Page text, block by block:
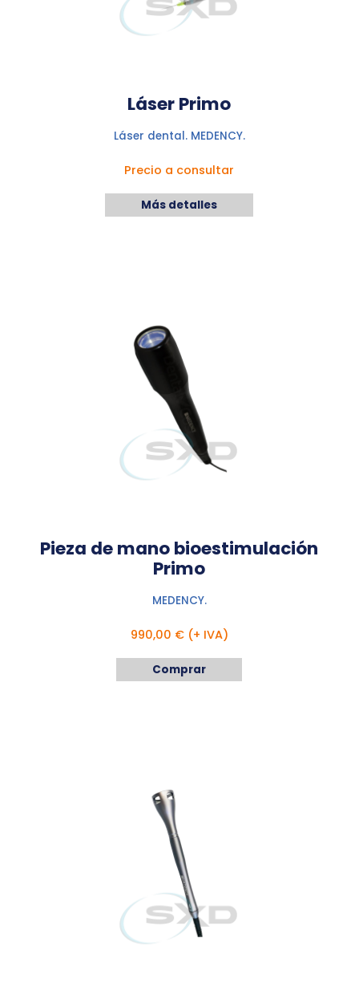
Láser Primo
Láser dental. MEDENCY.
Precio a consultar
Más detalles
Pieza de mano bioestimulación
Primo
MEDENCY.
990,00 € (+ IVA)
Comprar